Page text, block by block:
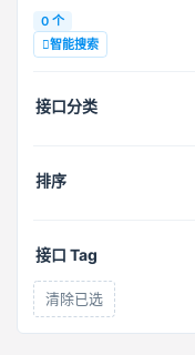
0 个
智能搜索
接口分类
排序
接口 Tag
清除已选